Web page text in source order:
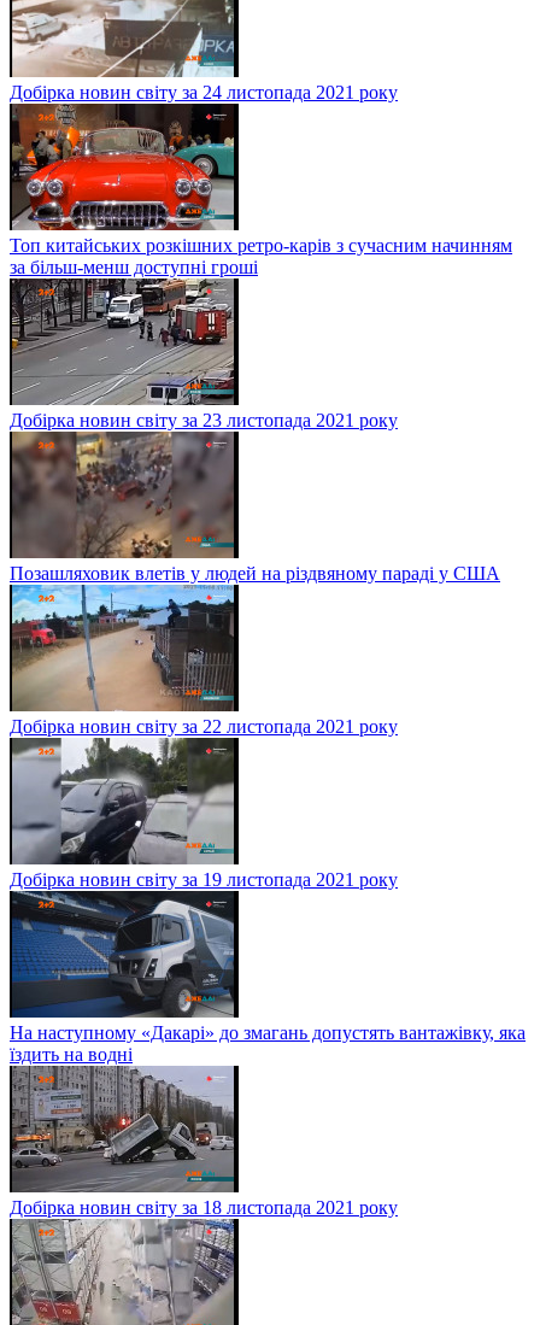
Добірка новин світу за 24 листопада 2021 року
Топ китайських розкішних ретро-карів з сучасним начинням
за більш-менш доступні гроші
Добірка новин світу за 23 листопада 2021 року
Позашляховик влетів у людей на різдвяному параді у США
Добірка новин світу за 22 листопада 2021 року
Добірка новин світу за 19 листопада 2021 року
На наступному «Дакарі» до змагань допустять вантажівку, яка
їздить на водні
Добірка новин світу за 18 листопада 2021 року